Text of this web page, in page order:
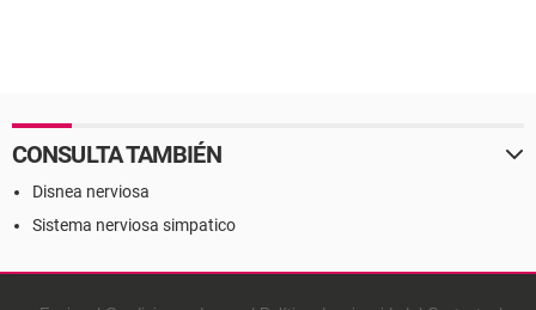
CONSULTA TAMBIÉN
Disnea nerviosa
Sistema nerviosa simpatico